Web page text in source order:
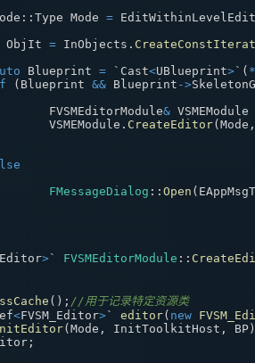
:: Type Mode =
ObjIt = InObjects .
Blueprint = `Cast<UBlueprint>` ( *
( Blueprint && Blueprint ->
			FVSMEditorModule
& VSMEModule
			VSMEModule
. CreateEditor(Mode ,
FMessageDialog :: Open (
>` FVSMEditorModule ::
( ) ; //用于记录特定资源类
<FVSM_Editor>` editor( new
(Mode , InitToolkitHost , BP)
;